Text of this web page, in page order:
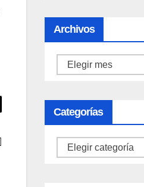
Archivos
Archivos
Categorías
Categorías